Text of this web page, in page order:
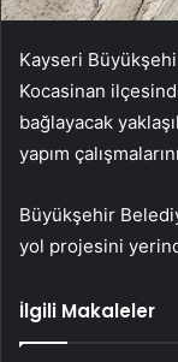
Kayseri
Kocasinan
bağlayacak
yapım
Büyükşehir
yol projesini
İlgili Makaleler